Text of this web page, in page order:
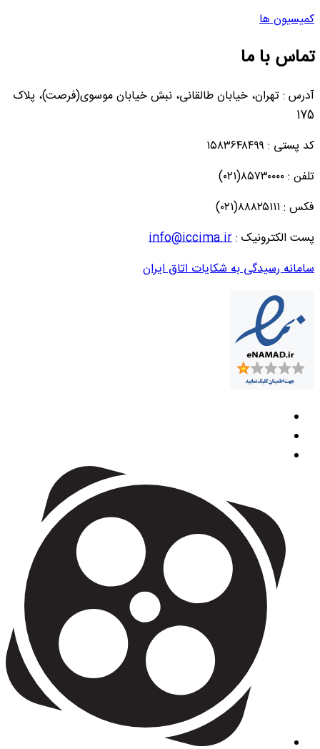
کمیسیون ها
تماس با ما
آدرس : تهران، خیابان طالقانی، نبش خیابان موسوی(فرصت)، پلاک
175
کد پستی : ۱۵۸۳۶۴۸۴۹۹
تلفن : ۸۵۷۳۰۰۰۰(۰۲۱)
فکس : ۸۸۸۲۵۱۱۱(۰۲۱)
پست الکترونیک :info@iccima.ir
سامانه رسیدگی به شکایات اتاق ایران